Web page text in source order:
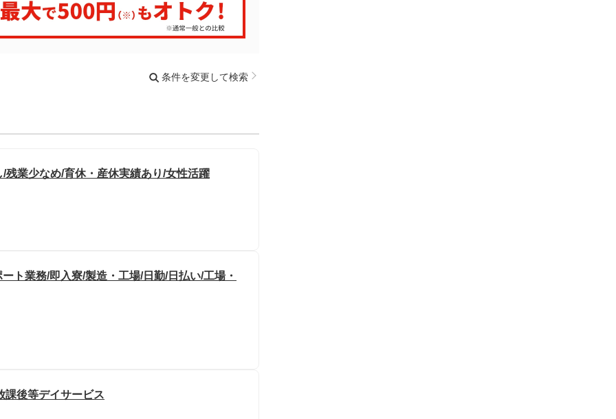
条件を変更して検索
業少なめ/育休・産休実績あり/女性活躍
ト業務/即入寮/製造・工場/日勤/日払い/工場・
課後等デイサービス